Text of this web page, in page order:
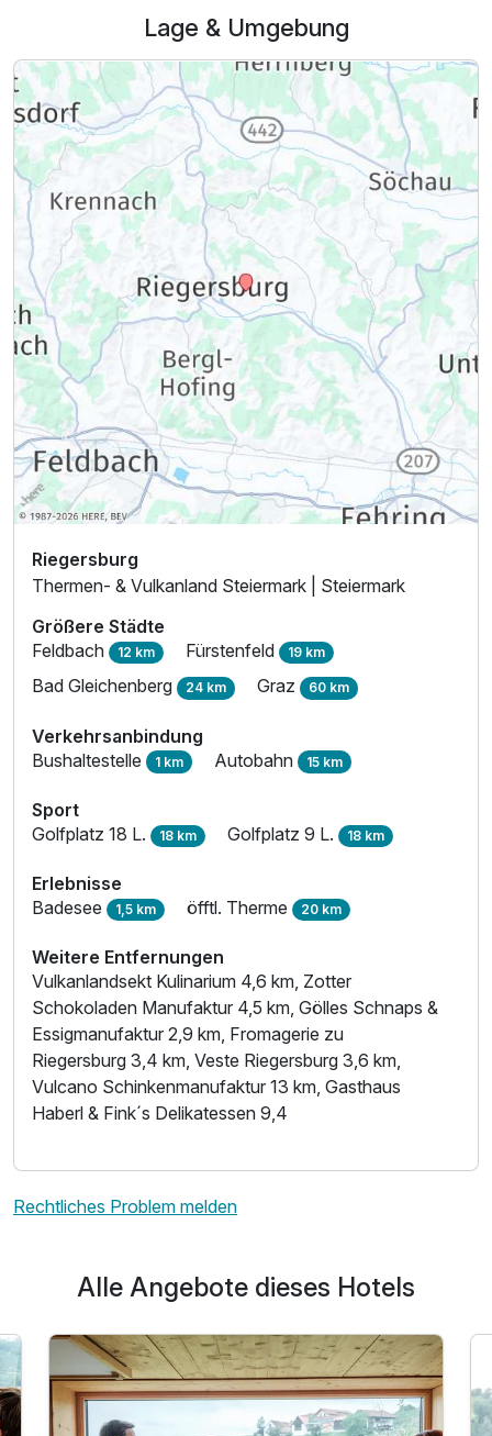
Lage & Umgebung
Riegersburg
Thermen- & Vulkanland Steiermark | Steiermark
Größere Städte
Feldbach 12 km Fürstenfeld 19 km
Bad Gleichenberg 24 km Graz 60 km
Verkehrsanbindung
Bushaltestelle 1 km Autobahn 15 km
Sport
Golfplatz 18 L. 18 km Golfplatz 9 L. 18 km
Erlebnisse
Badesee 1,5 km öfftl. Therme 20 km
Weitere Entfernungen
Vulkanlandsekt Kulinarium 4,6 km, Zotter
Schokoladen Manufaktur 4,5 km, Gölles Schnaps &
Essigmanufaktur 2,9 km, Fromagerie zu
Riegersburg 3,4 km, Veste Riegersburg 3,6 km,
Vulcano Schinkenmanufaktur 13 km, Gasthaus
Haberl & Fink´s Delikatessen 9,4
Rechtliches Problem melden
Alle Angebote dieses Hotels